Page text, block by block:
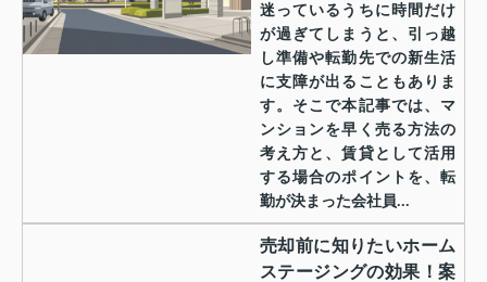
迷っているうちに時間だけ
が過ぎてしまうと、引っ越
し準備や転勤先での新生活
に支障が出ることもありま
す。そこで本記事では、マ
ンションを早く売る方法の
考え方と、賃貸として活用
する場合のポイントを、転
勤が決まった会社員...
売却前に知りたいホーム
ステージングの効果！案